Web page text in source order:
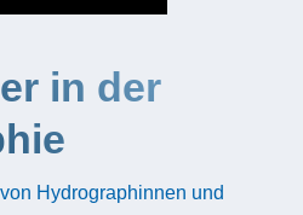
in der
Hydrographinnen und